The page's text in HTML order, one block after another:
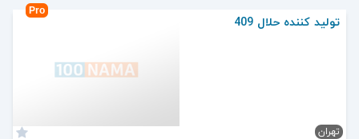
Pro
تولید کننده حلال 409
تهران